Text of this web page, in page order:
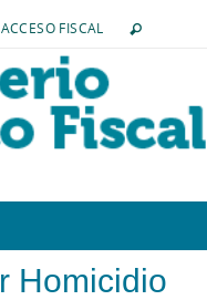
ACCESO FISCAL
Homicidio